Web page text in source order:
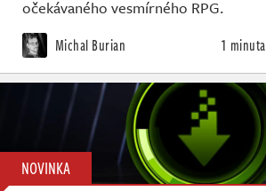
očekávaného vesmírného RPG.
Michal Burian 1 minuta
NOVINKA